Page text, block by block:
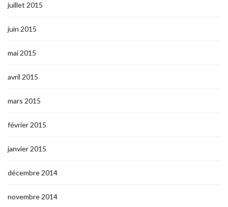
juillet 2015
juin 2015
mai 2015
avril 2015
mars 2015
février 2015
janvier 2015
décembre 2014
novembre 2014